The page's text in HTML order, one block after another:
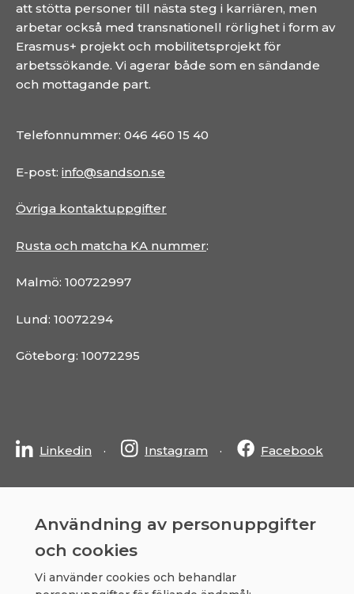
att stötta personer till nästa steg i karriären, men
arbetar också med transnationell rörlighet i form av
Erasmus+ projekt och mobilitetsprojekt för
arbetssökande. Vi agerar både som en sändande
och mottagande part.
Telefonnummer: 046 460 15 40
E-post: info@sandson.se
Övriga kontaktuppgifter
Rusta och matcha KA nummer:
Malmö: 100722997
Lund: 10072294
Göteborg: 10072295
Linkedin Instagram Facebook
2026 © Sandson AB
integritetspolicy
Användning av personuppgifter
och cookies
Vi använder cookies och behandlar